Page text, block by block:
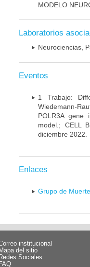
MODELO
Laboratorios
Neurociencias,
Eventos
1 Trabajo:
Wiedemann-
POLR3A gene
model.; CELL
diciembre 2022.
Enlaces
Grupo de
institucional
Mapa del sitio
Redes Sociales
FAQ